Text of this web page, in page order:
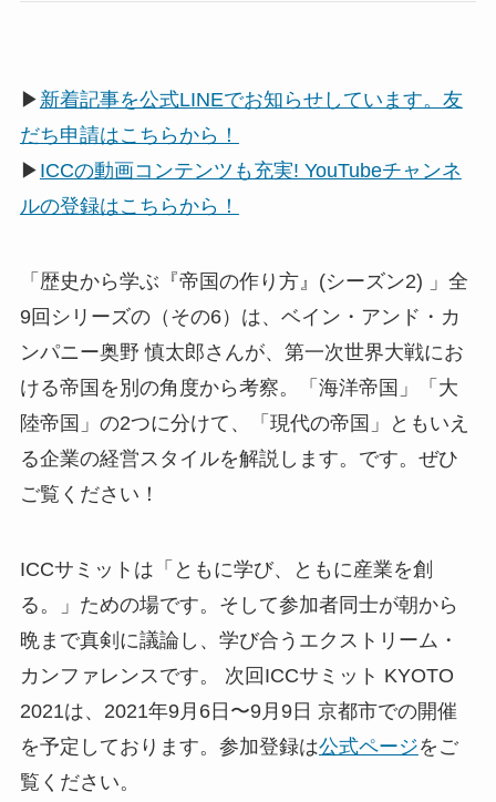
▶ 新着記事を公式LINEでお知らせしています。友
だち申請はこちらから！
▶ ICCの動画コンテンツも充実! YouTubeチャンネ
ルの登録はこちらから！
「歴史から学ぶ『帝国の作り方』(シーズン2) 」全
9回シリーズの（その6）は、ベイン・アンド・カ
ンパニー奥野 慎太郎さんが、第一次世界大戦にお
ける帝国を別の角度から考察。「海洋帝国」「大
陸帝国」の2つに分けて、「現代の帝国」ともいえ
る企業の経営スタイルを解説します。です。ぜひ
ご覧ください！
ICCサミットは「ともに学び、ともに産業を創
る。」ための場です。そして参加者同士が朝から
晩まで真剣に議論し、学び合うエクストリーム・
カンファレンスです。 次回ICCサミット KYOTO
2021は、2021年9月6日〜9月9日 京都市での開催
を予定しております。参加登録は公式ページをご
覧ください。